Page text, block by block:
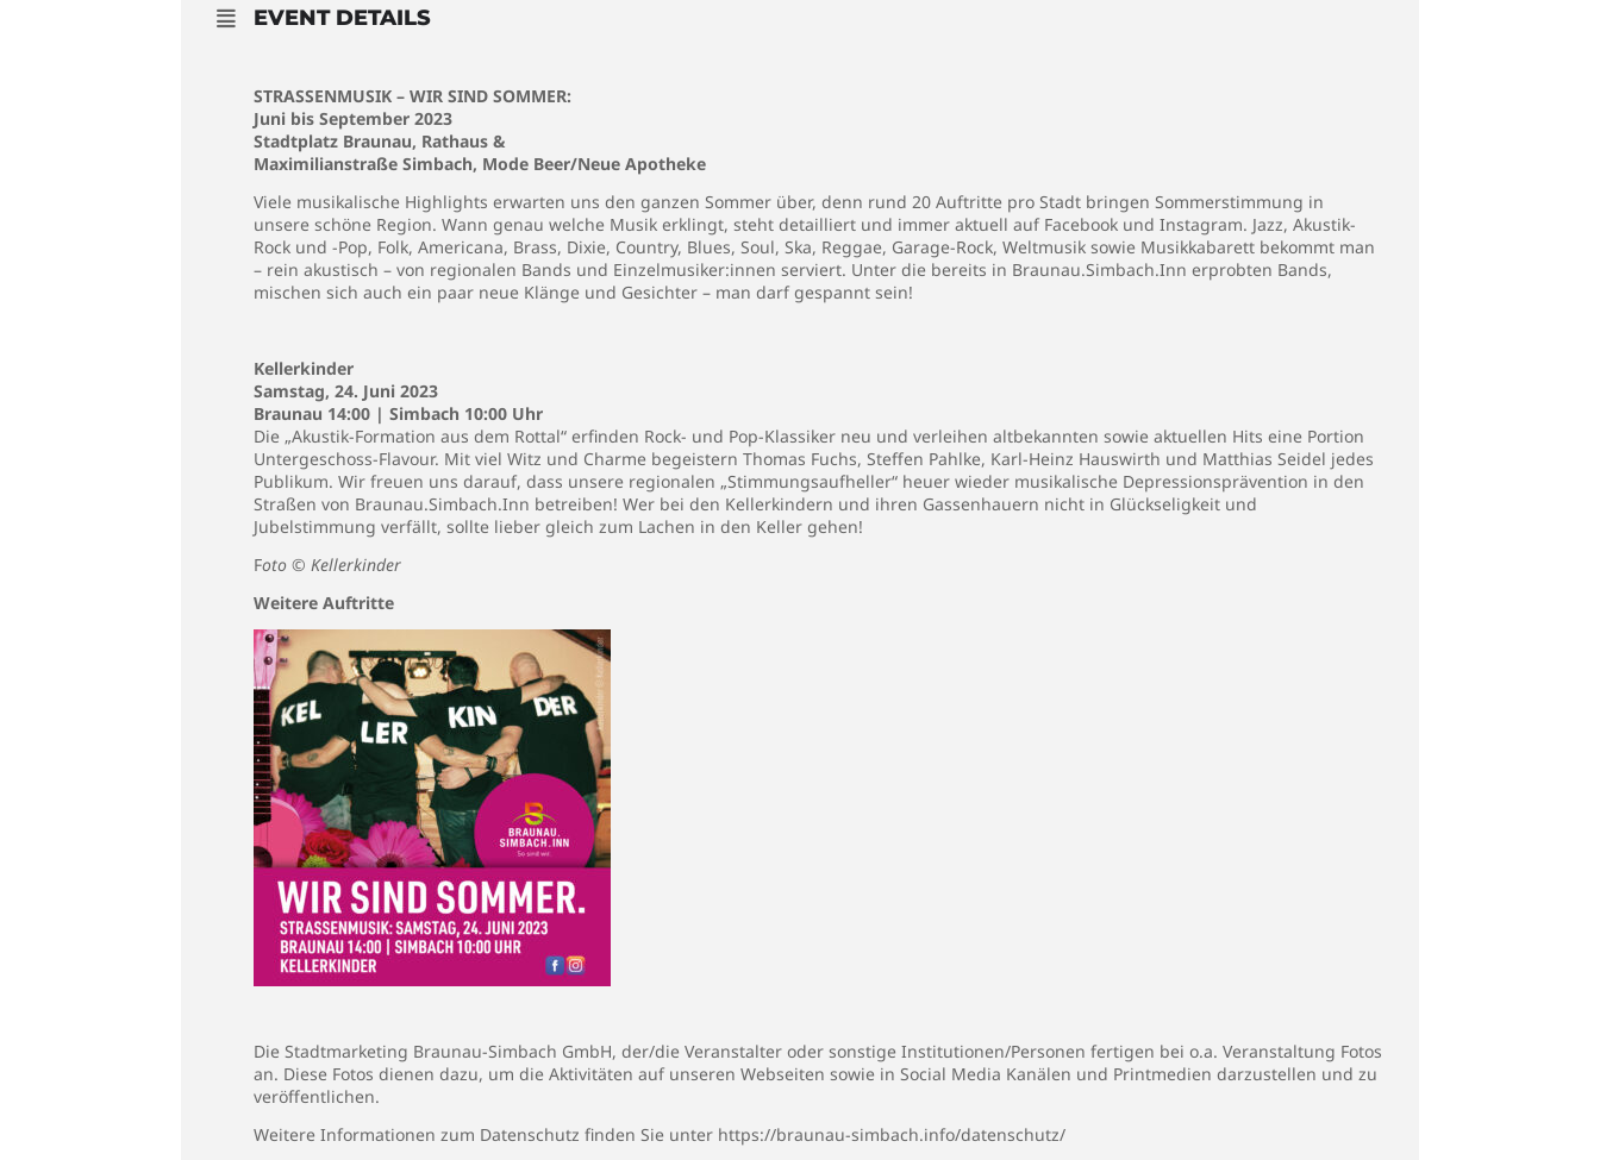
EVENT DETAILS
STRASSENMUSIK – WIR SIND SOMMER:
Juni bis September 2023
Stadtplatz Braunau, Rathaus &
Maximilianstraße Simbach, Mode Beer/Neue Apotheke
Viele musikalische Highlights erwarten uns den ganzen Sommer über, denn rund 20 Auftritte pro Stadt bringen Sommerstimmung in
unsere schöne Region. Wann genau welche Musik erklingt, steht detailliert und immer aktuell auf Facebook und Instagram. Jazz, Akustik-
Rock und -Pop, Folk, Americana, Brass, Dixie, Country, Blues, Soul, Ska, Reggae, Garage-Rock, Weltmusik sowie Musikkabarett bekommt man
– rein akustisch – von regionalen Bands und Einzelmusiker:innen serviert. Unter die bereits in Braunau.Simbach.Inn erprobten Bands,
mischen sich auch ein paar neue Klänge und Gesichter – man darf gespannt sein!
Kellerkinder
Samstag, 24. Juni 2023
Braunau 14:00 | Simbach 10:00 Uhr
Die „Akustik-Formation aus dem Rottal“ erfinden Rock- und Pop-Klassiker neu und verleihen altbekannten sowie aktuellen Hits eine Portion
Untergeschoss-Flavour. Mit viel Witz und Charme begeistern Thomas Fuchs, Steffen Pahlke, Karl-Heinz Hauswirth und Matthias Seidel jedes
Publikum. Wir freuen uns darauf, dass unsere regionalen „Stimmungsaufheller“ heuer wieder musikalische Depressionsprävention in den
Straßen von Braunau.Simbach.Inn betreiben! Wer bei den Kellerkindern und ihren Gassenhauern nicht in Glückseligkeit und
Jubelstimmung verfällt, sollte lieber gleich zum Lachen in den Keller gehen!
Foto © Kellerkinder
Weitere Auftritte
Die Stadtmarketing Braunau-Simbach GmbH, der/die Veranstalter oder sonstige Institutionen/Personen fertigen bei o.a. Veranstaltung Fotos
an. Diese Fotos dienen dazu, um die Aktivitäten auf unseren Webseiten sowie in Social Media Kanälen und Printmedien darzustellen und zu
veröffentlichen.
Weitere Informationen zum Datenschutz finden Sie unter https://braunau-simbach.info/datenschutz/